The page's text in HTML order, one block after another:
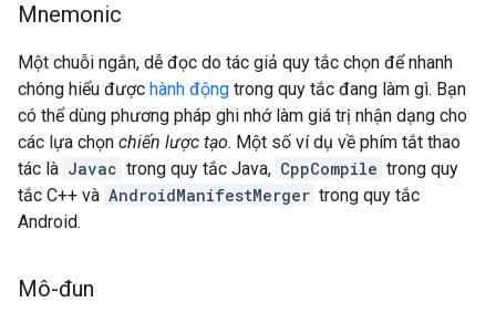
Mnemonic
Một chuỗi ngắn, dễ đọc do tác giả quy tắc chọn để nhanh
chóng hiểu được hành động trong quy tắc đang làm gì. Bạn
có thể dùng phương pháp ghi nhớ làm giá trị nhận dạng cho
các lựa chọn chiến lược tạo. Một số ví dụ về phím tắt thao
tác là Javac trong quy tắc Java, CppCompile trong quy
tắc C++ và AndroidManifestMerger trong quy tắc
Android.
Mô-đun